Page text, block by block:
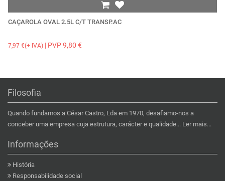
CAÇAROLA OVAL 2.5L C/T TRANSP.AC
7,97 €(+ IVA) | PVP 9,80 €
Filosofia
Quando fundamos a César Castro, Lda em 1970, desafiamo-nos a
conceber uma empresa cuja estrutura, carácter e qualidade... Ler mais...
Informações
História
Responsabilidade social